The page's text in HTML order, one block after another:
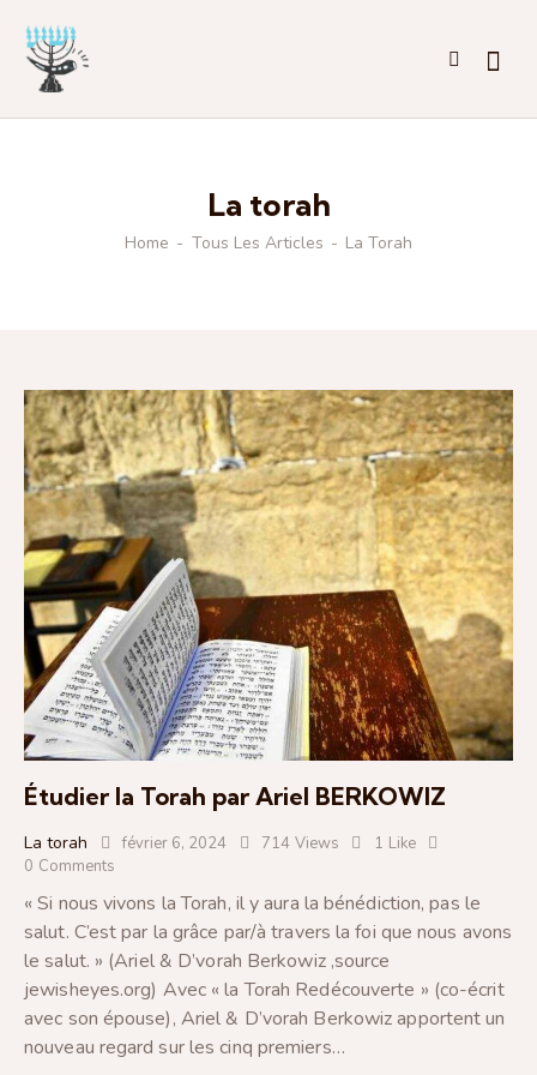
La torah
Home Tous Les Articles La Torah
Étudier la Torah par Ariel BERKOWIZ
La torah février 6, 2024 714 Views 1 Like
0 Comments
« Si nous vivons la Torah, il y aura la bénédiction, pas le
salut. C’est par la grâce par/à travers la foi que nous avons
le salut. » (Ariel & D’vorah Berkowiz ,source
jewisheyes.org) Avec « la Torah Redécouverte » (co-écrit
avec son épouse), Ariel & D’vorah Berkowiz apportent un
nouveau regard sur les cinq premiers…